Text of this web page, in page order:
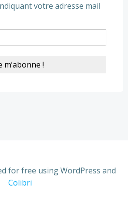
votre adresse mail
for free using WordPress and
Colibri